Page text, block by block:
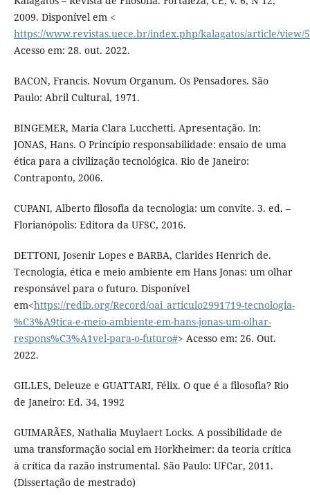
2009. Disponível em <
https://www.revistas.uece.br/index.php/kalagatos/article/view/
Acesso em: 28. out. 2022.
BACON, Francis. Novum Organum. Os Pensadores. São
Paulo: Abril Cultural, 1971.
BINGEMER, Maria Clara Lucchetti. Apresentação. In:
JONAS, Hans. O Princípio responsabilidade: ensaio de uma
ética para a civilização tecnológica. Rio de Janeiro:
Contraponto, 2006.
CUPANI, Alberto filosofia da tecnologia: um convite. 3. ed. –
Florianópolis: Editora da UFSC, 2016.
DETTONI, Josenir Lopes e BARBA, Clarides Henrich de.
Tecnologia, ética e meio ambiente em Hans Jonas: um olhar
responsável para o futuro. Disponível
em<https://redib.org/Record/oai_articulo2991719-tecnologia-
%C3%A9tica-e-meio-ambiente-em-hans-jonas-um-olhar-
respons%C3%A1vel-para-o-futuro#> Acesso em: 26. Out.
2022.
GILLES, Deleuze e GUATTARI, Félix. O que é a filosofia? Rio
de Janeiro: Ed. 34, 1992
GUIMARÃES, Nathalia Muylaert Locks. A possibilidade de
uma transformação social em Horkheimer: da teoria crítica
à crítica da razão instrumental. São Paulo: UFCar, 2011.
(Dissertação de mestrado)